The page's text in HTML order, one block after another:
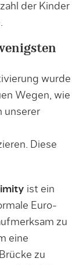
der Kinder
wurde
Wegen, wie
unserer
Diese
ist ein
Euro-
zu
eine
zu